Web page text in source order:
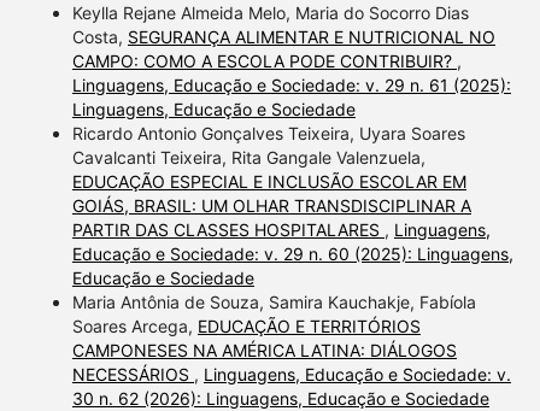
Keylla Rejane Almeida Melo, Maria do Socorro Dias
Costa, SEGURANÇA ALIMENTAR E NUTRICIONAL NO
CAMPO: COMO A ESCOLA PODE CONTRIBUIR? ,
Linguagens, Educação e Sociedade: v. 29 n. 61 (2025):
Linguagens, Educação e Sociedade
Ricardo Antonio Gonçalves Teixeira, Uyara Soares
Cavalcanti Teixeira, Rita Gangale Valenzuela,
EDUCAÇÃO ESPECIAL E INCLUSÃO ESCOLAR EM
GOIÁS, BRASIL: UM OLHAR TRANSDISCIPLINAR A
PARTIR DAS CLASSES HOSPITALARES , Linguagens,
Educação e Sociedade: v. 29 n. 60 (2025): Linguagens,
Educação e Sociedade
Maria Antônia de Souza, Samira Kauchakje, Fabíola
Soares Arcega, EDUCAÇÃO E TERRITÓRIOS
CAMPONESES NA AMÉRICA LATINA: DIÁLOGOS
NECESSÁRIOS , Linguagens, Educação e Sociedade: v.
30 n. 62 (2026): Linguagens, Educação e Sociedade